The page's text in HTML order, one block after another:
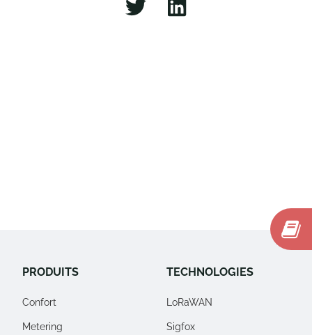
PRODUITS
Confort
Metering
TECHNOLOGIES
LoRaWAN
Sigfox